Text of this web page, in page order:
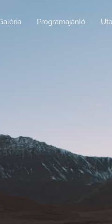
Programajánló